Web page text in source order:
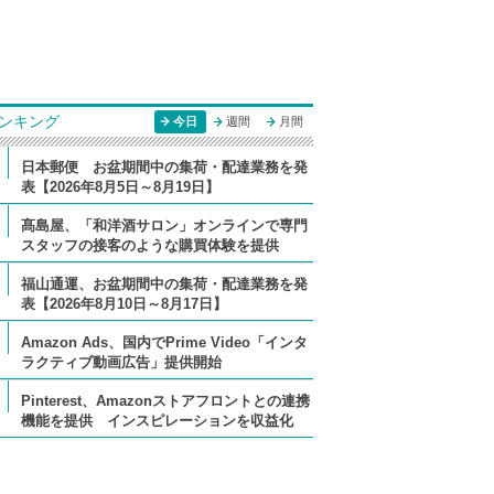
キング 今日 週間 月間
日本郵便 お盆期間中の集荷・配達業務を発
表【2026年8月5日～8月19日】
髙島屋、「和洋酒サロン」オンラインで専門
スタッフの接客のような購買体験を提供
福山通運、お盆期間中の集荷・配達業務を発
表【2026年8月10日～8月17日】
Amazon Ads、国内でPrime Video「インタ
ラクティブ動画広告」提供開始
Pinterest、Amazonストアフロントとの連携
機能を提供 インスピレーションを収益化